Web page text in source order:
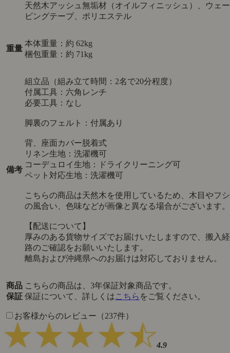
天然木アッシュ無垢材（オイルフィニッシュ）、ウェー
ビングテープ、ポリエステル
重量
本体重量：約 62kg
梱包重量：約 71kg
備考
組立品（組み立て時間：2名で20分程度）
付属工具：六角レンチ
必要工具：なし
脚裏のフェルト：付属あり
背、座面カバー脱着式
リネン生地：洗濯機可
コーデュロイ生地：ドライクリーニング可
ペット対応生地：洗濯機可
こちらの商品は天然木を使用しているため、木目やフシ
の風合い、色味などが画像と異なる場合がございます。
【配送について】
厚みのある貨物サイズでお届けいたしますので、搬入経
路のご確認をお願いいたします。
離島および沖縄県へのお届けは対応しておりません。
商品
保証
こちらの商品は、3年保証対象商品です。
保証について、詳しくはこちら をご覧ください。
お客様からのレビュー（237件）
4.9